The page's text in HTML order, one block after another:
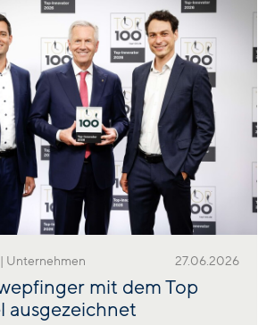
Unternehmen 27.06.2026
mit dem Top
ausgezeichnet